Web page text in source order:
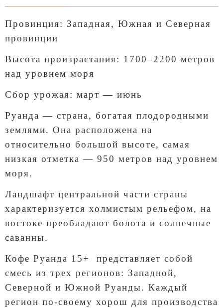
Провинция: Западная, Южная и Северная
провинции
Высота произрастания: 1700–2200 метров
над уровнем моря
Сбор урожая: март — июнь
Руанда — страна, богатая плодородными
землями. Она расположена на
относительно большой высоте, самая
низкая отметка — 950 метров над уровнем
моря.
Ландшафт центральной части страны
характеризуется холмистым рельефом, на
востоке преобладают болота и солнечные
саванны.
Кофе Руанда 15+ представляет собой
смесь из трех регионов: Западной,
Северной и Южной Руанды. Каждый
регион по-своему хорош для производства